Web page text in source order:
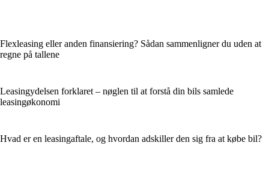
Flexleasing eller anden finansiering? Sådan sammenligner du uden at
regne på tallene
Leasingydelsen forklaret – nøglen til at forstå din bils samlede
leasingøkonomi
Hvad er en leasingaftale, og hvordan adskiller den sig fra at købe bil?